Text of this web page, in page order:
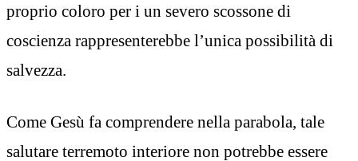
proprio coloro per i un severo scossone di
coscienza rappresenterebbe l’unica possibilità di
salvezza.
Come Gesù fa comprendere nella parabola, tale
salutare terremoto interiore non potrebbe essere